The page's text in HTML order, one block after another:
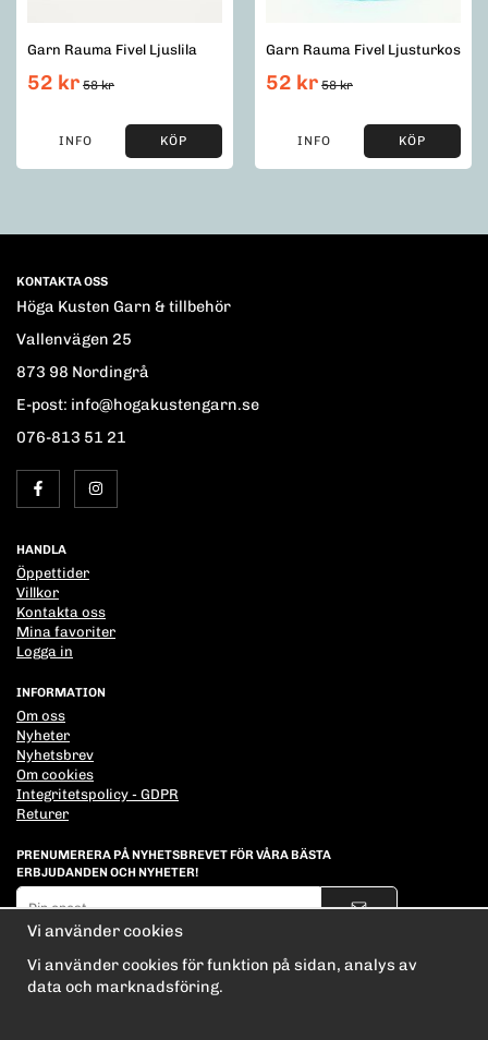
Garn Rauma Fivel Ljuslila
52 kr 58 kr
INFO KÖP
Garn Rauma Fivel Ljusturkos
52 kr 58 kr
INFO KÖP
KONTAKTA OSS
Höga Kusten Garn & tillbehör
Vallenvägen 25
873 98 Nordingrå
E-post: info@hogakustengarn.se
076-813 51 21
HANDLA
Öppettider
Villkor
Kontakta oss
Mina favoriter
Logga in
INFORMATION
Om oss
Nyheter
Nyhetsbrev
Om cookies
Integritetspolicy - GDPR
Returer
PRENUMERERA PÅ NYHETSBREVET FÖR VÅRA BÄSTA
ERBJUDANDEN OCH NYHETER!
E-
De uppgifter du matar in kommer endast användas till våra nyhetsbrev.
Vi använder cookies
Vi använder cookies för funktion på sidan, analys av
data och marknadsföring.